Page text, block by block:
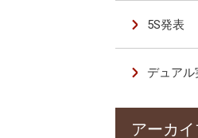
5S発表
デュアル